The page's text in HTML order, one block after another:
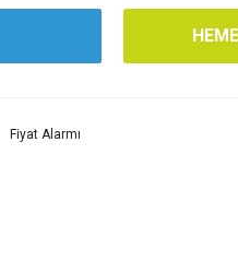
Fiyat Alarmı